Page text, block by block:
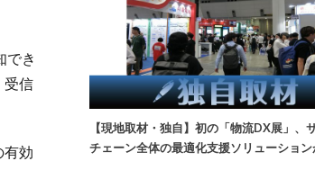
でき
受信
有効
【現地取材・独自】初の「物流DX展」、
チェーン全体の最適化支援ソリューション